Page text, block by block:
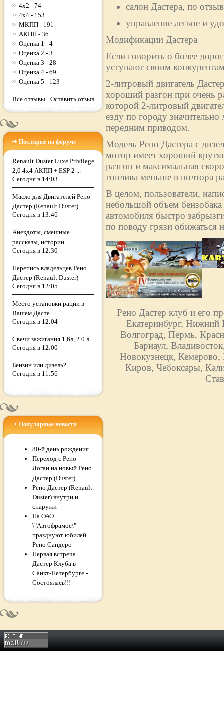
4x2 - 74
4x4 - 153
МКПП - 191
АКПП - 36
Оценка 1 - 4
Оценка 2 - 3
Оценка 3 - 28
Оценка 4 - 69
Оценка 5 - 123
Все отзывы Оставить отзыв
Последнее на форуме
Renault Duster Luxe Privilege
2,0 4х4 АКПП + ESP 2 ...
Сегодня в 14:03
Масло для Двигателей Рено
Дастер (Renault Duster)
Сегодня в 13:46
Анекдоты, смешные
рассказы, истории.
Сегодня в 12:30
Перепись владельцев Рено
Дастер (Renault Duster)
Сегодня в 12:05
Место установки рации в
Вашем Дасте.
Сегодня в 12:04
Свечи зажигания 1,6л, 2.0 л.
Сегодня в 12:00
Бензин или дизель?
Сегодня в 11:56
Популярные новости
80-й день рождения
Переход с Рено
Логан на новый Рено
Дастер (Duster)
Рено Дастер (Renault
Duster) внутри и
снаружи
На ОАО
\"Автофрамос\"
празднуют юбилей
Рено Сандеро
Первая встреча
Дастер Клуба в
Санкт-Петербурге -
Состоялась!!!
салон Дастера, по
управление легкое и
Модификации Дастера
Если говорить о более
уступают своим
2-литровый двигатель
хороший разгон при очень
которой 2-литровый
езду по городу
передним приводом.
Модель Рено Дастера с
мотор имеет хороший
разгон и максимальная
топлива меньше в полтора
В целом, пользователи,
небольшой объем бензобака
автомобиля быстро
по поводу грязи обижаться
Рено Дастер клуб и его
Екатеринбург, Нижний
Волгоград, Пермь,
Барнаул,
Новокузнецк,
Киров, Чебоксары,